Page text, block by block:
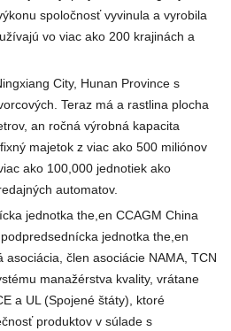
spoločnosť vyvinula a vyrobila
vo viac ako 200 krajinách a
City, Hunan Province s
Teraz má a rastlina plocha
an ročná výrobná kapacita
fixný majetok z viac ako 500 miliónov
ako 100 000 jednotiek ako
automatov.
jednotka the,en CCAGM China
podpredsednícka jednotka the,en
asociácia, člen asociácie NAMA, TCN
manažérstva kvality, vrátane
a UL (Spojené štáty), ktoré
produktov v súlade s